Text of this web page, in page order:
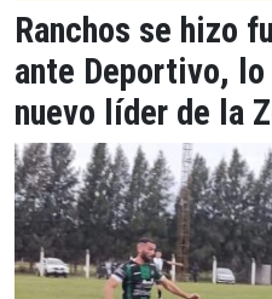
Ranchos se hizo
ante Deportivo,
nuevo líder de la